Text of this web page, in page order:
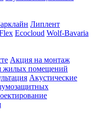
Липлент
Ecocloud Wolf-Bavaria
Акция на монтаж
жилых помещений
Акустические